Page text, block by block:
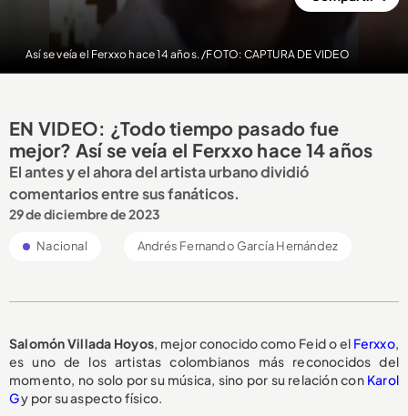
Así se veía el Ferxxo hace 14 años. /FOTO: CAPTURA DE VIDEO
EN VIDEO: ¿Todo tiempo pasado fue
mejor? Así se veía el Ferxxo hace 14 años
El antes y el ahora del artista urbano dividió
comentarios entre sus fanáticos.
29 de diciembre de 2023
Nacional Andrés Fernando García Hernández
Salomón Villada Hoyos, mejor conocido como Feid o el Ferxxo,
es uno de los artistas colombianos más reconocidos del
momento, no solo por su música, sino por su relación con Karol
Gy por su aspecto físico.